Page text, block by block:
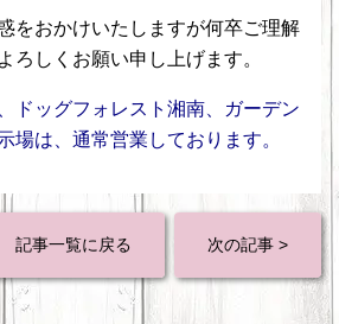
をおかけいたしますが何卒ご理解
ろしくお願い申し上げます。
ドッグフォレスト湘南、ガーデン
場は、通常営業しております。
記事一覧に戻る 次の記事 >